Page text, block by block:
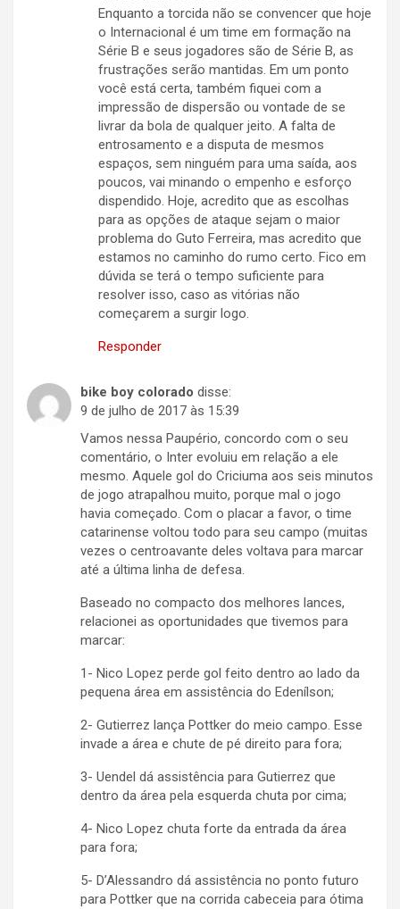
Enquanto a torcida não se convencer que hoje
o Internacional é um time em formação na
Série B e seus jogadores são de Série B, as
frustrações serão mantidas. Em um ponto
você está certa, também fiquei com a
impressão de dispersão ou vontade de se
livrar da bola de qualquer jeito. A falta de
entrosamento e a disputa de mesmos
espaços, sem ninguém para uma saída, aos
poucos, vai minando o empenho e esforço
dispendido. Hoje, acredito que as escolhas
para as opções de ataque sejam o maior
problema do Guto Ferreira, mas acredito que
estamos no caminho do rumo certo. Fico em
dúvida se terá o tempo suficiente para
resolver isso, caso as vitórias não
começarem a surgir logo.
Responder
bike boy colorado disse:
9 de julho de 2017 às 15:39
Vamos nessa Paupério, concordo com o seu
comentário, o Inter evoluiu em relação a ele
mesmo. Aquele gol do Criciuma aos seis minutos
de jogo atrapalhou muito, porque mal o jogo
havia começado. Com o placar a favor, o time
catarinense voltou todo para seu campo (muitas
vezes o centroavante deles voltava para marcar
até a última linha de defesa.
Baseado no compacto dos melhores lances,
relacionei as oportunidades que tivemos para
marcar:
1- Nico Lopez perde gol feito dentro ao lado da
pequena área em assistência do Edenílson;
2- Gutierrez lança Pottker do meio campo. Esse
invade a área e chute de pé direito para fora;
3- Uendel dá assistência para Gutierrez que
dentro da área pela esquerda chuta por cima;
4- Nico Lopez chuta forte da entrada da área
para fora;
5- D’Alessandro dá assistência no ponto futuro
para Pottker que na corrida cabeceia para ótima